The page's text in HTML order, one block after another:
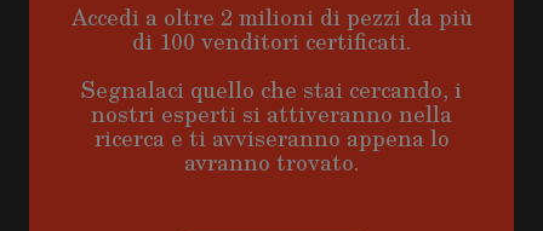
Accedi a oltre 2 milioni di pezzi da più
di 100 venditori certificati.
Segnalaci quello che stai cercando, i
nostri esperti si attiveranno nella
ricerca e ti avviseranno appena lo
avranno trovato.